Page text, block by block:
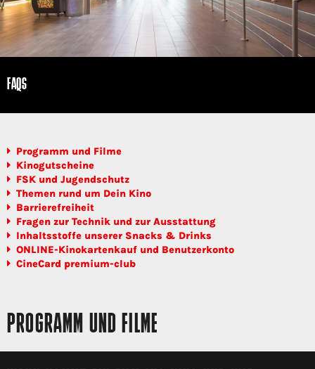
FAQS
Programm und Filme
Kinogutscheine
FSK und Jugendschutz
Themen rund um Dein Kino
Barrierefreiheit
Fragen zur Technik und zur Ausstattung
Inhaltsstoffe unserer Snacks & Drinks
ONLINE-Kinokartenkauf und Benutzerkonto
CineCard premium-club
PROGRAMM UND FILME